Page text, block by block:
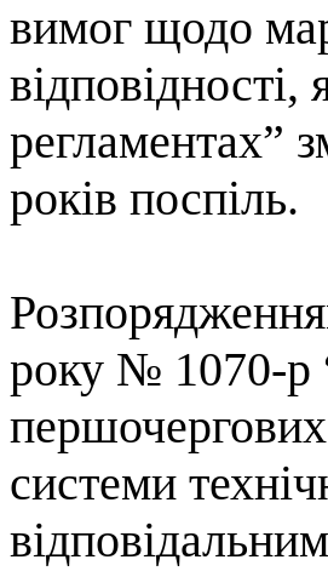
вимог щодо
відповідності,
регламентах”
років поспіль.
року № 1070-р
системи